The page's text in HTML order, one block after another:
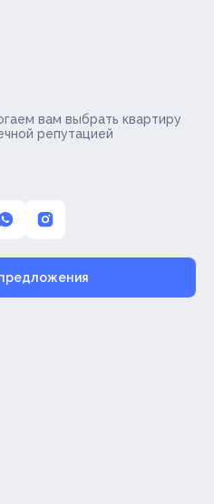
вам выбрать квартиру
репутацией